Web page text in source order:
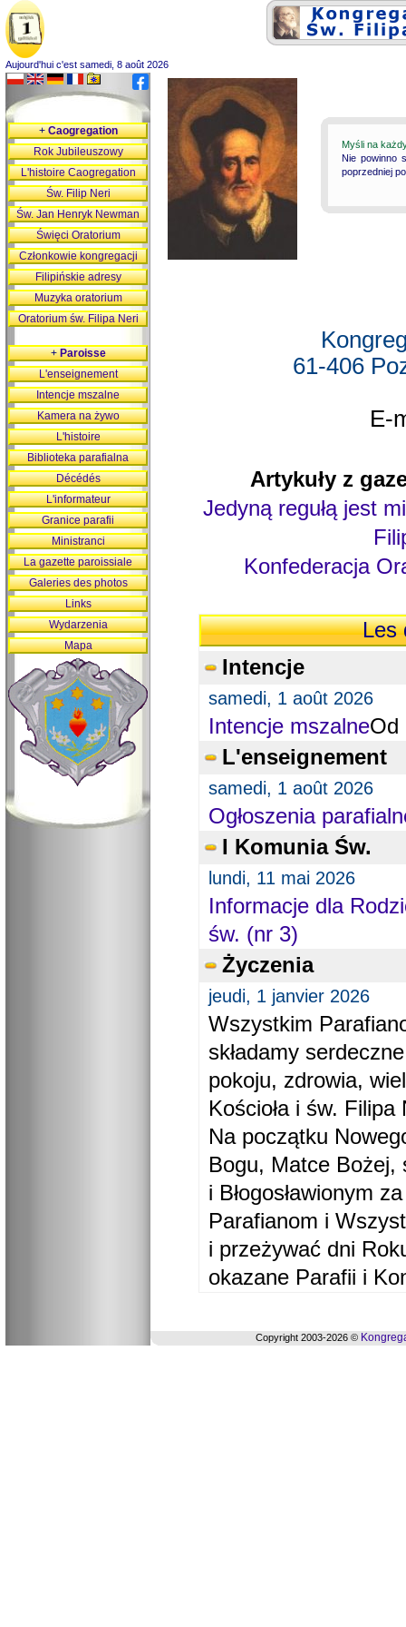
Aujourd'hui c'est samedi, 8 août 2026
Myśli na
Nie powinno
poprzedniej
61-406
E-
Artykuły z
Jedyną regułą jest
Konfederacja
Les
Intencje
samedi, 1 août 2026
Intencje mszalneOd
L'enseignement
samedi, 1 août 2026
Ogłoszenia
I Komunia Św.
lundi, 11 mai 2026
Informacje dla
św. (nr 3)
Życzenia
jeudi, 1 janvier 2026
Wszystkim
składamy
pokoju, zdrowia,
Kościoła i św. Filipa
Na początku
Bogu, Matce Bożej,
i Błogosławionym
Parafianom i
i przeżywać dni
okazane Parafii i
+Caogregation
Rok Jubileuszowy
L'histoire Caogregation
Św. Filip Neri
Św. Jan Henryk Newman
Święci Oratorium
Członkowie kongregacji
Filipińskie adresy
Muzyka oratorium
Oratorium św. Filipa Neri
+Paroisse
L'enseignement
Intencje mszalne
Kamera na żywo
L'histoire
Biblioteka parafialna
Décédés
L'informateur
Granice parafii
Ministranci
La gazette paroissiale
Galeries des photos
Links
Wydarzenia
Mapa
Copyright 2003-2026 ©